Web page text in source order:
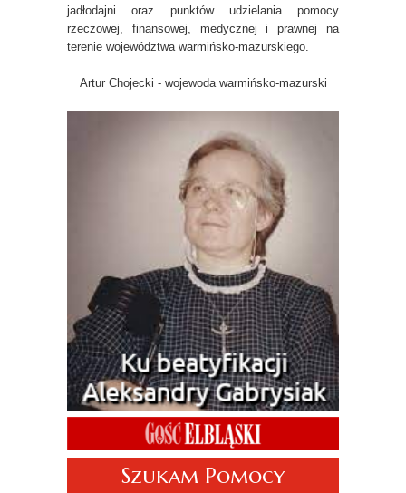
jadłodajni oraz punktów udzielania pomocy
rzeczowej, finansowej, medycznej i prawnej na
terenie województwa warmińsko-mazurskiego.
Artur Chojecki - wojewoda warmińsko-mazurski
Szukam Pomocy